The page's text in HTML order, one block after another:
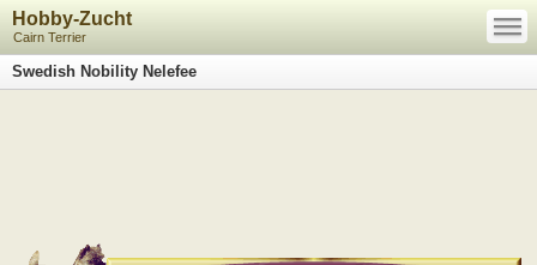
Hobby-Zucht
Cairn Terrier
—
—
—
Swedish Nobility Nelefee